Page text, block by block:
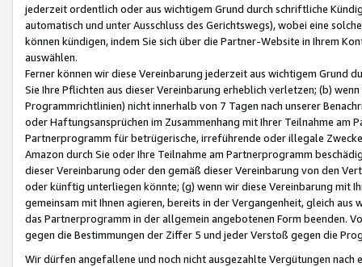
jederzeit ordentlich oder aus wichtigem Grund durch schriftliche
automatisch und unter Ausschluss des Gerichtswegs), wobei eine
können kündigen, indem Sie sich über die Partner-Website in Ihrem
auswählen.
Ferner können wir diese Vereinbarung jederzeit aus wichtigem Grund
Sie Ihre Pflichten aus dieser Vereinbarung erheblich verletzen; (b)
Programmrichtlinien) nicht innerhalb von 7 Tagen nach unserer
oder Haftungsansprüchen im Zusammenhang mit Ihrer Teilnahme am
Partnerprogramm für betrügerische, irreführende oder illegale
Amazon durch Sie oder Ihre Teilnahme am Partnerprogramm
dieser Vereinbarung oder den gemäß dieser Vereinbarung von den
oder künftig unterliegen könnte; (g) wenn wir diese Vereinbarung mit
gemeinsam mit Ihnen agieren, bereits in der Vergangenheit, gleich
das Partnerprogramm in der allgemein angebotenen Form beenden.
gegen die Bestimmungen der Ziffer 5 und jeder Verstoß gegen die
Wir dürfen angefallene und noch nicht ausgezahlte Vergütungen